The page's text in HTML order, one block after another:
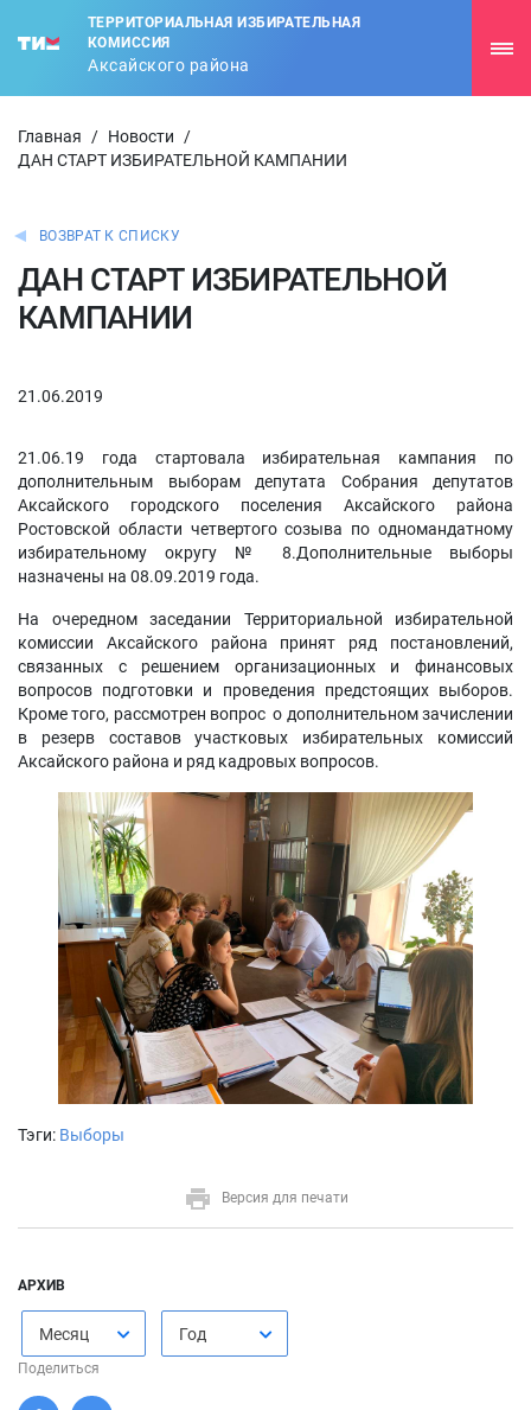
ТЕРРИТОРИАЛЬНАЯ ИЗБИРАТЕЛЬНАЯ
КОМИССИЯ
Аксайского района
Главная / Новости
/
ДАН СТАРТ ИЗБИРАТЕЛЬНОЙ КАМПАНИИ
ВОЗВРАТ К СПИСКУ
ДАН СТАРТ ИЗБИРАТЕЛЬНОЙ
КАМПАНИИ
21.06.2019
21.06.19 года стартовала избирательная кампания по
дополнительным выборам депутата Собрания депутатов
Аксайского городского поселения Аксайского района
Ростовской области четвертого созыва по одномандатному
избирательному округу № 8.Дополнительные выборы
назначены на 08.09.2019 года.
На очередном заседании Территориальной избирательной
комиссии Аксайского района принят ряд постановлений,
связанных с решением организационных и финансовых
вопросов подготовки и проведения предстоящих выборов.
Кроме того, рассмотрен вопрос о дополнительном зачислении
в резерв составов участковых избирательных комиссий
Аксайского района и ряд кадровых вопросов.
Тэги: Выборы
Версия для печати
АРХИВ
Месяц Год
Поделиться